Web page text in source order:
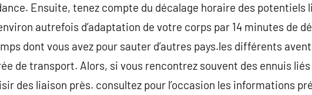
Ensuite, tenez compte du décalage horaire des potentiels
autrefois d’adaptation de votre corps par 14 minutes de
dont vous avez pour sauter d’autres pays.les différents
de transport. Alors, si vous rencontrez souvent des ennuis
des liaison près. consultez pour l’occasion les informations